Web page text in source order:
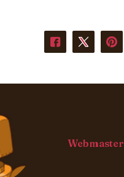
Webmaster